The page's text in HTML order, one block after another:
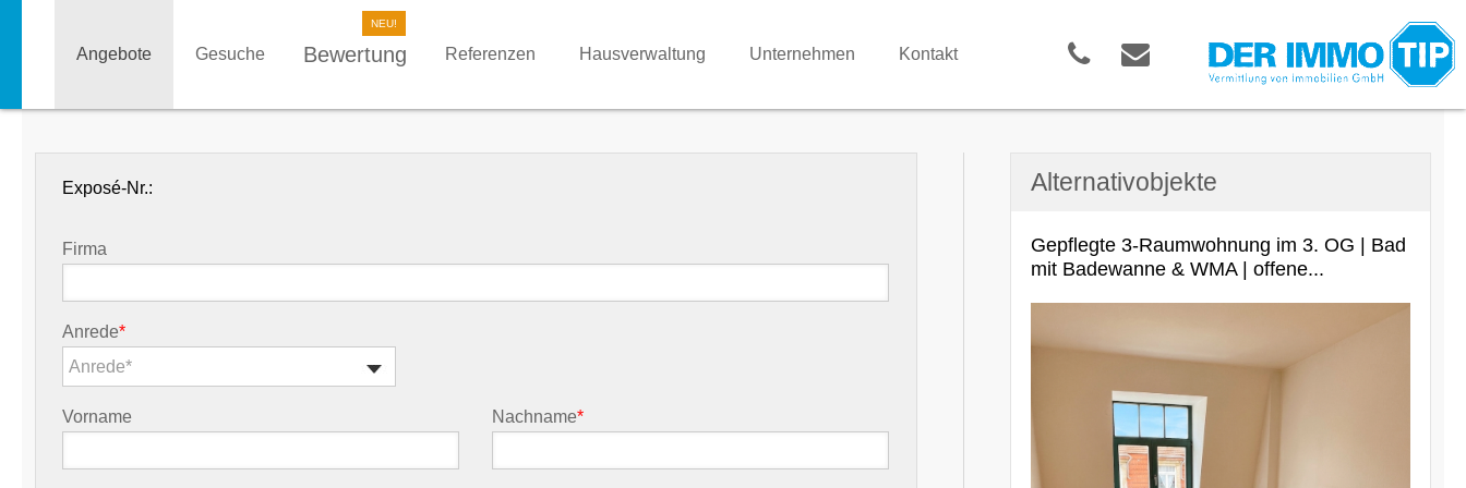
Angebote Gesuche Bewertung Referenzen Hausverwaltung Unternehmen Kontakt
Exposé-Nr.:
Firma
Anrede*
Anrede*
Vorname Nachname*
Alternativobjekte
Gepflegte 3-Raumwohnung im 3. OG | Bad
mit Badewanne & WMA | offene...